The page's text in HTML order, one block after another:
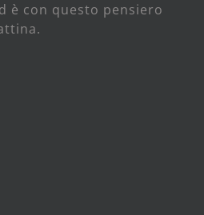
è con questo pensiero